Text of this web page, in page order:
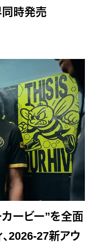
同時発売
ービー”を全面
2026-27新アウ